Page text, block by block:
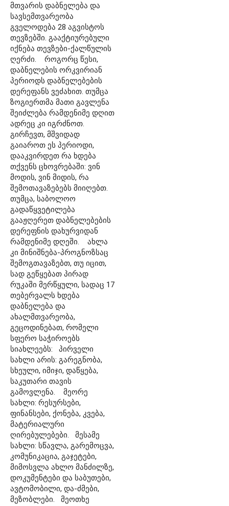
მთვარის დაბნელება და
სავსემთვარეობა
გველოდება 28 აგვისტოს
თევზებში. გააქტიურებული
იქნება თევზები-ქალწულის
ღერძი. როგორც წესი,
დაბნელების ორკვირიან
პერიოდს დაბნელებების
დერეფანს ვეძახით. თუმცა
ზოგიერთმა მათი გავლენა
შეიძლება რამდენიმე დღით
ადრეც კი იგრძნოთ.
გირჩევთ, მშვიდად
გაიაროთ ეს პერიოდი,
დააკვირდეთ რა ხდება
თქვენს ცხოვრებაში: ვინ
მოდის, ვინ მიდის, რა
შემოთავაზებებს მიიღებთ.
თუმცა, საბოლოო
გადაწყვეტილება
გააჟღერეთ დაბნელებების
დერეფნის დახურვიდან
რამდენიმე დღეში. ახლა
კი მინიშნება-პროგნოზსაც
შემოგთავაზებთ, თუ იცით,
სად გეწყებათ პირად
რუკაში მერწყული, სადაც 17
თებერვალს ხდება
დაბნელება და
ახალმთვარეობა,
გეცოდინებათ, რომელი
სფერო საჭიროებს
სიახლეებს: პირველი
სახლი არის: გარეგნობა,
სხეული, იმიჯი, დაწყება,
საკუთარი თავის
გამოვლენა. მეორე
სახლი: რესურსები,
ფინანსები, ქონება, კვება,
მატერიალური
ღირებულებები. მესამე
სახლი: სწავლა, გარემოცვა,
კომუნიკაცია, გაჯეტები,
მიმოსვლა ახლო მანძილზე,
დოკუმენტები და საბუთები,
ავტომობილი, და-ძმები,
მეზობლები. მეოთხე